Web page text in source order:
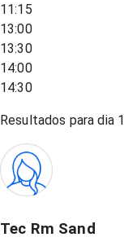
11:15
13:00
13:30
14:00
14:30
Resultados para dia
Tec Rm Sand